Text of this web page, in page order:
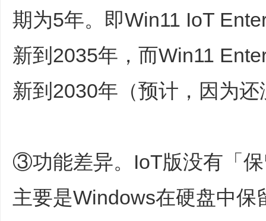
期为5年。即Win11 IoT
新到2035年，而Win11
新到2030年（预计，因为
③功能差异。IoT版没有「
主要是Windows在硬盘中